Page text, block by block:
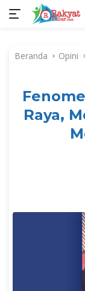
kontenBeranda Opini
Raya,